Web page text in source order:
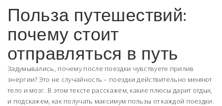
Польза путешествий:
почему стоит
отправляться в путь
Задумывались, почему после поездки чувствуете прилив
энергии? Это не случайность – поездки действительно меняют
тело и мозг. В этом тексте расскажем, какие плюсы дарит отдых,
и подскажем, как получать максимум пользы от каждой поездки.